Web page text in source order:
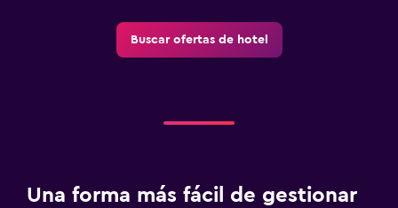
Buscar ofertas de hotel
Una forma más fácil de gestionar